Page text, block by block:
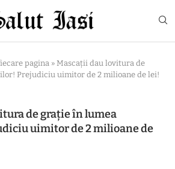
pagina » Mascații dau lovitura de
Prejudiciu uimitor de 2 milioane de lei!
de grație în lumea
uimitor de 2 milioane de